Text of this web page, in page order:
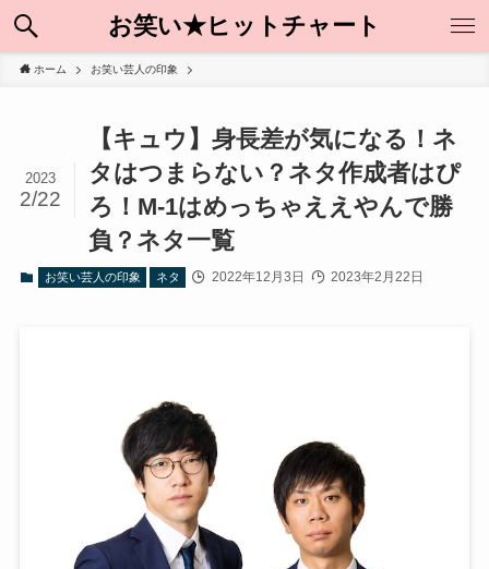
お笑い★ヒットチャート
ホーム お笑い芸人の印象
【キュウ】身長差が気になる！ネ
タはつまらない？ネタ作成者はぴ
ろ！M-1はめっちゃええやんで勝
負？ネタ一覧
2023
2/22
お笑い芸人の印象 ネタ 2022年12月3日 2023年2月22日